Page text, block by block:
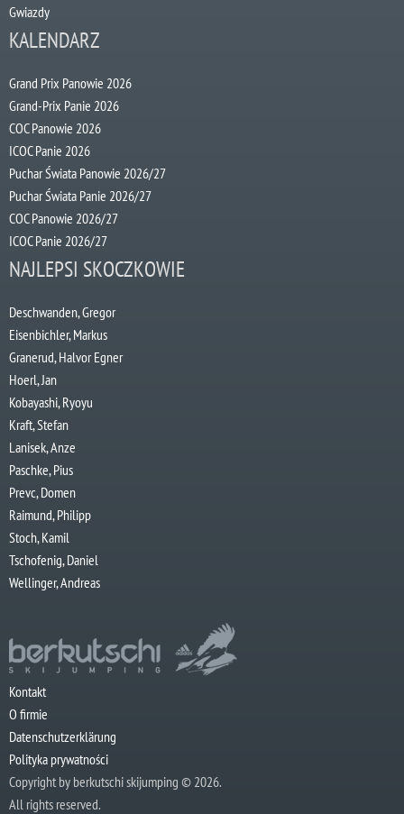
Gwiazdy
KALENDARZ
Grand Prix Panowie 2026
Grand-Prix Panie 2026
COC Panowie 2026
ICOC Panie 2026
Puchar Świata Panowie 2026/27
Puchar Świata Panie 2026/27
COC Panowie 2026/27
ICOC Panie 2026/27
NAJLEPSI SKOCZKOWIE
Deschwanden, Gregor
Eisenbichler, Markus
Granerud, Halvor Egner
Hoerl, Jan
Kobayashi, Ryoyu
Kraft, Stefan
Lanisek, Anze
Paschke, Pius
Prevc, Domen
Raimund, Philipp
Stoch, Kamil
Tschofenig, Daniel
Wellinger, Andreas
Kontakt
O firmie
Datenschutzerklärung
Polityka prywatności
Copyright by berkutschi skijumping © 2026.
All rights reserved.